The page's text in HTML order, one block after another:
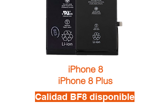
iPhone 8
iPhone 8 Plus
Calidad BF8 disponible